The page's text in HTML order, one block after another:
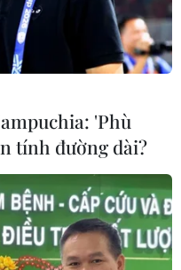
'Phù
tính đường dài?